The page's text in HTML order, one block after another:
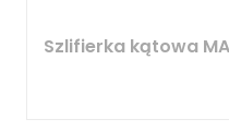
Szlifierka kątowa